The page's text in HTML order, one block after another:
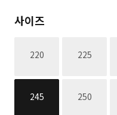
사이즈
220재고없음 225재고없음
245 250재고없음